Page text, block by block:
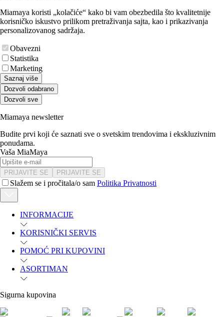
Miamaya koristi „kolačiće“ kako bi vam obezbedila što kvalitetnije
korisničko iskustvo prilikom pretraživanja sajta, kao i prikazivanja
personalizovanog sadržaja.
Obavezni
Statistika
Marketing
Saznaj više
Dozvoli odabrano
Dozvoli sve
Miamaya newsletter
Budite prvi koji će saznati sve o svetskim trendovima i ekskluzivnim
ponudama.
Vaša MiaMaya
PRIJAVITE SE PRIJAVITE SE
Slažem se i pročitala/o sam Politika Privatnosti
INFORMACIJE
KORISNIČKI SERVIS
POMOĆ PRI KUPOVINI
ASORTIMAN
Sigurna kupovina